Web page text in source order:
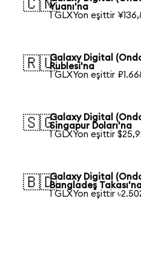
🇨🇳Yuanı'na
1 GLXYon eşittir
🇷🇺Galaxy Digital
Rublesi'na
1 GLXYon eşittir
🇸🇬Galaxy Digital
Singapur Doları'na
1 GLXYon eşittir
🇧🇩Galaxy Digital
Bangladeş
1 GLXYon eşittir